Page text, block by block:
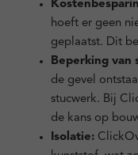
hoeft er geen
geplaatst. Dit
Beperking van
de gevel
stucwerk. Bij
de kans op
Isolatie: